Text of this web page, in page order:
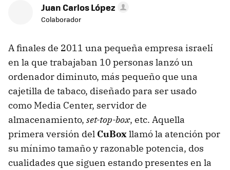
Juan Carlos López
Colaborador
A finales de 2011 una pequeña empresa israelí
en la que trabajaban 10 personas lanzó un
ordenador diminuto, más pequeño que una
cajetilla de tabaco, diseñado para ser usado
como Media Center, servidor de
almacenamiento, set-top-box, etc. Aquella
primera versión del CuBoxllamó la atención por
su mínimo tamaño y razonable potencia, dos
cualidades que siguen estando presentes en la